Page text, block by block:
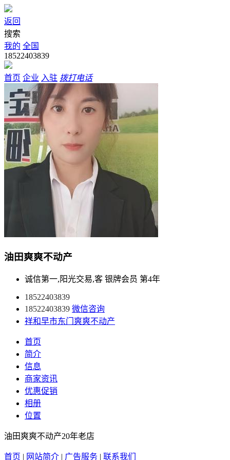
返回
搜索
我的 全国
18522403839
首页 企业 入驻 拨打电话
油田爽爽不动产
诚信第一,阳光交易,客 银牌会员 第4年
18522403839
18522403839 微信咨询
祥和早市东门爽爽不动产
首页
简介
信息
商家资讯
优惠促销
相册
位置
油田爽爽不动产20年老店
首页 | 网站简介 | 广告服务 | 联系我们